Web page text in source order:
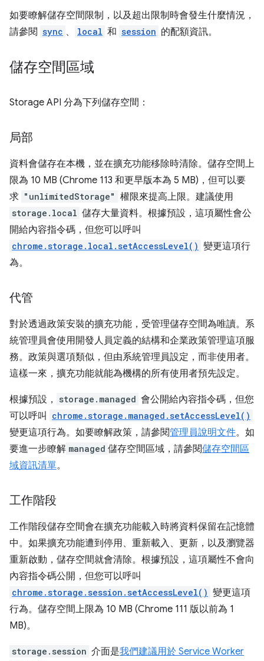
如要瞭解儲存空間限制，以及超出限制時會發生什麼情況，
請參閱 sync 、 local 和 session 的配額資訊。
儲存空間區域
Storage API 分為下列儲存空間：
局部
資料會儲存在本機，並在擴充功能移除時清除。儲存空間上
限為 10 MB (Chrome 113 和更早版本為 5 MB)，但可以要
求 "unlimitedStorage" 權限來提高上限。建議使用
storage.local 儲存大量資料。根據預設，這項屬性會公
開給內容指令碼，但您可以呼叫
chrome.storage.local.setAccessLevel() 變更這項行
為。
代管
對於透過政策安裝的擴充功能，受管理儲存空間為唯讀。系
統管理員會使用開發人員定義的結構和企業政策管理這項服
務。政策與選項類似，但由系統管理員設定，而非使用者。
這樣一來，擴充功能就能為機構的所有使用者預先設定。
根據預設， storage.managed 會公開給內容指令碼，但您
可以呼叫
chrome.storage.managed.setAccessLevel()
變更這項行為。如要瞭解政策，請參閱管理員說明文件。如
要進一步瞭解 managed 儲存空間區域，請參閱儲存空間區
域資訊清單。
工作階段
工作階段儲存空間會在擴充功能載入時將資料保留在記憶體
中。如果擴充功能遭到停用、重新載入、更新，以及瀏覽器
重新啟動，儲存空間就會清除。根據預設，這項屬性不會向
內容指令碼公開，但您可以呼叫
chrome.storage.session.setAccessLevel() 變更這項
行為。儲存空間上限為 10 MB (Chrome 111 版以前為 1
MB)。
storage.session 介面是我們建議用於 Service Worker